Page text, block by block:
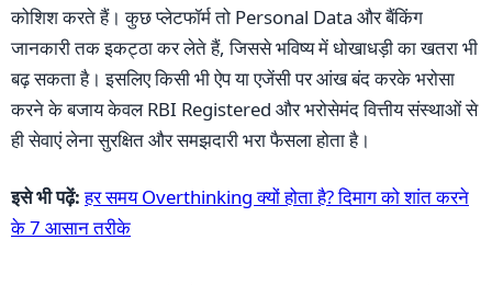
कोशिश करते हैं। कुछ प्लेटफॉर्म तो Personal Data और बैंकिंग
जानकारी तक इकट्ठा कर लेते हैं, जिससे भविष्य में धोखाधड़ी का खतरा भी
बढ़ सकता है। इसलिए किसी भी ऐप या एजेंसी पर आंख बंद करके भरोसा
करने के बजाय केवल RBI Registered और भरोसेमंद वित्तीय संस्थाओं से
ही सेवाएं लेना सुरक्षित और समझदारी भरा फैसला होता है।
इसे भी पढ़ें: हर समय Overthinking क्यों होता है? दिमाग को शांत करने
के 7 आसान तरीके